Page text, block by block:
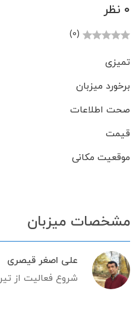
0 نظر
(0)
تمیزی
برخورد میزبان
صحت اطلاعات
قیمت
موقعیت مکانی
مشخصات میزبان
علی اصغر قیصری
شروع فعالیت از تیر ۰۲